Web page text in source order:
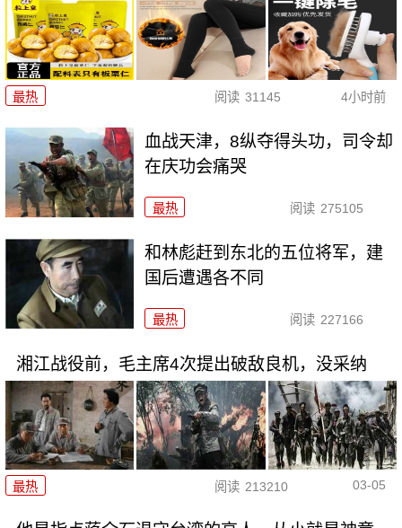
最热 阅读 31145 4小时前
血战天津，8纵夺得头功，司令却
在庆功会痛哭
最热 阅读 275105
和林彪赶到东北的五位将军，建
国后遭遇各不同
最热 阅读 227166
湘江战役前，毛主席4次提出破敌良机，没采纳
最热 阅读 213210 03-05